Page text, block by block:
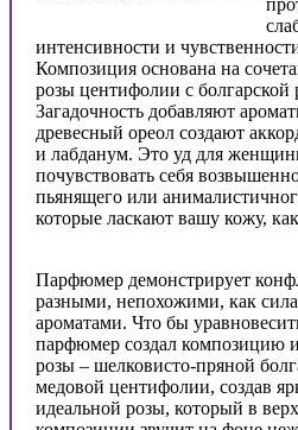
интенсивности и
Композиция основана на
розы центифолии с болгарской
Загадочность добавляют
древесный ореол создают
и лабданум. Это уд для
почувствовать себя
пьянящего или
которые ласкают вашу кожу,
Парфюмер демонстрирует
разными, непохожими, как сила
ароматами. Что бы
парфюмер создал композицию
розы – шелковисто-пряной
медовой центифолии, создав
идеальной розы, который в